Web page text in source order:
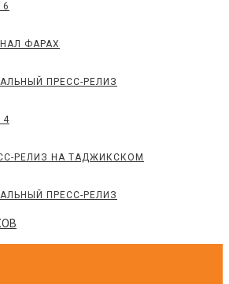
ФАРАХ
ПРЕСС-РЕЛИЗ
РЕЛИЗ НА ТАДЖИКСКОМ
ПРЕСС-РЕЛИЗ